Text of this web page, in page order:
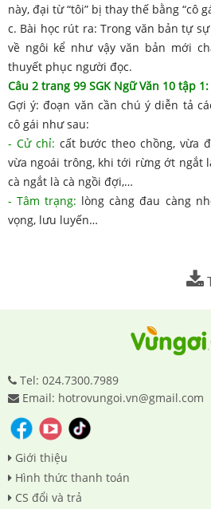
này, đại từ “tôi” bị thay thế bằng “cô
c. Bài học rút ra: Trong văn bản tự
về ngôi kể như vậy văn bản mới
thuyết phục người đọc.
Câu 2 trang 99 SGK Ngữ Văn 10 tập 1:
Gợi ý: đoạn văn cần chú ý diễn tả
cô gái như sau:
- Cử chỉ: cất bước theo chồng, vừa
vừa ngoái trông, khi tới rừng ớt ngắt
cà ngắt là cà ngồi đợi,…
- Tâm trạng: lòng càng đau càng
vọng, lưu luyến…
Tel: 024.7300.7989
Email: hotrovungoi.vn@gmail.com
Giới thiệu
Hình thức thanh toán
CS đổi và trả